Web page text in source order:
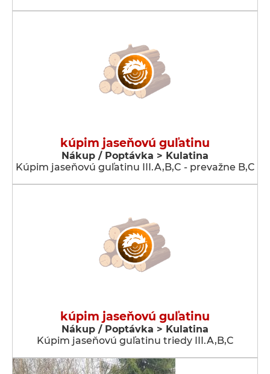
kúpim jaseňovú guľatinu
Nákup / Poptávka > Kulatina
Kúpim jaseňovú guľatinu III.A,B,C - prevažne B,C
kúpim jaseňovú guľatinu
Nákup / Poptávka > Kulatina
Kúpim jaseňovú guľatinu triedy III.A,B,C